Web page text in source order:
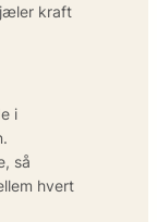
kraft
i
så
hvert